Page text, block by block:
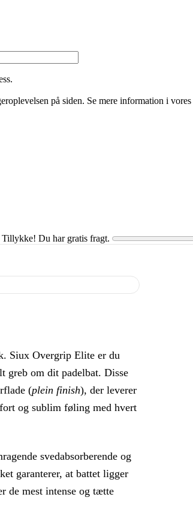
på siden. Se mere information i vores
Tillykke! Du har gratis fragt.
Siux Overgrip Elite er du
greb om dit padelbat. Disse
(plein finish), der leverer
og sublim føling med hvert
svedabsorberende og
garanterer, at battet ligger
de mest intense og tætte